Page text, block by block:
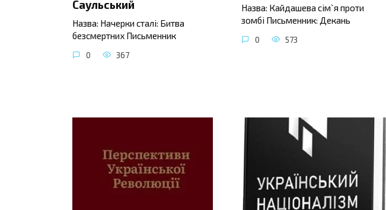
Саульський
Назва: Начерки сталі: Битва
безсмертних Письменник
0 367
Назва: Кайдашева сім`я проти
зомбі Письменник: Декань
0 573